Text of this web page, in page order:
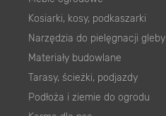
Kosiarki, kosy, podkaszarki
Narzędzia do pielęgnacji gleby
Materiały budowlane
Tarasy, ścieżki, podjazdy
Podłoża i ziemie do ogrodu